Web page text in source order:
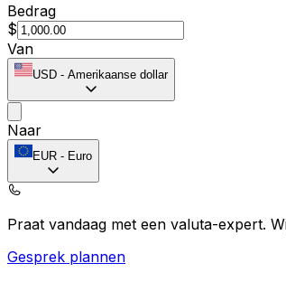
Bedrag
$
Van
USD - Amerikaanse dollar
Naar
EUR - Euro
Praat vandaag met een valuta-expert.
Gesprek plannen